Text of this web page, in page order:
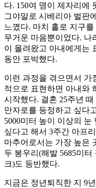
다. 150여 명이 제자리에
그야말로 시베리아 벌판
느꼈다. 마치 홀로 지구
무거운 마음뿐이었다. 나
이 몰려왔고 아내에게는
동안 포박했다.
이런 과정을 겪으면서 가
적으로 표현하면 아내와
시작했다. 결혼 25주년
만자로를 등정하고 싶다
5000미터 높이 이상의
싶다고 해서 3주간 아프
마추어로서는 가장 높은
두 봉우리(해발 5685미터
크)도 등반했다.
지금은 정년퇴직한 지 9